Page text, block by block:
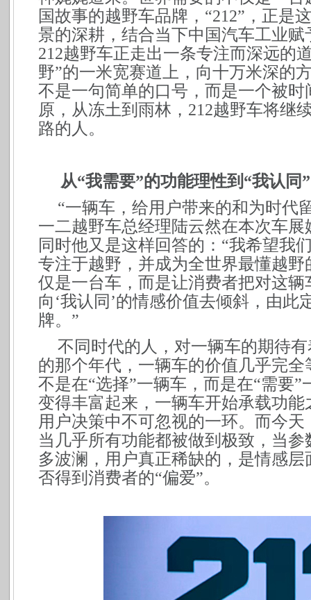
国故事的越野车品牌，“212”，正是
景的深耕，结合当下中国汽车工业
212越野车正走出一条专注而深远
野”的一米宽赛道上，向十万米深的
不是一句简单的口号，而是一个被
原，从冻土到雨林，212越野车将继
路的人。
从“我需要”的功能理性到“我认同
“一辆车，给用户带来的和为时代
一二越野车总经理陆云然在本次车
同时他又是这样回答的：“我希望我
专注于越野，并成为全世界最懂越
仅是一台车，而是让消费者把对这辆
向‘我认同’的情感价值去倾斜，由此
牌。”
不同时代的人，对一辆车的期待
的那个年代，一辆车的价值几乎完
不是在“选择”一辆车，而是在“需要
变得丰富起来，一辆车开始承载功
用户决策中不可忽视的一环。而今
当几乎所有功能都被做到极致，当
多波澜，用户真正稀缺的，是情感
否得到消费者的“偏爱”。